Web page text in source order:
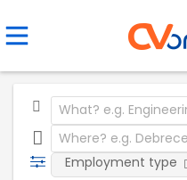
Employment type